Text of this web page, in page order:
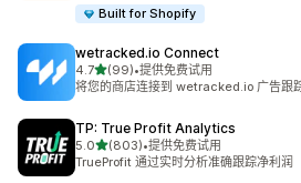
Built for Shopify
wetracked.io Connect
4.7星（满分 5 星）
(99)
总共 99 条评论
•提供免费试用
将您的商店连接到 wetracked.io 广告跟
TP: True Profit Analytics
5.0星（满分 5 星）
(803)
总共 803 条评论
•提供免费试用
TrueProfit 通过实时分析准确跟踪净利润